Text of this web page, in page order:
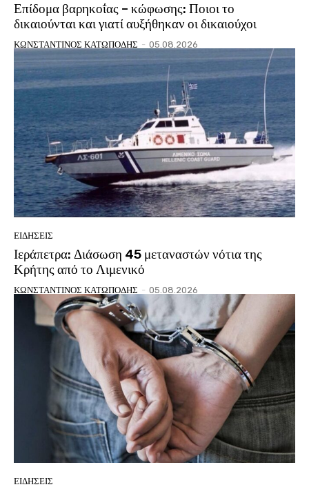
Επίδομα βαρηκοΐας – κώφωσης: Ποιοι το
δικαιούνται και γιατί αυξήθηκαν οι δικαιούχοι
ΚΩΝΣΤΑΝΤΙΝΟΣ ΚΑΤΩΠΟΔΗΣ - 05.08.2026
ΕΙΔΗΣΕΙΣ
Ιεράπετρα: Διάσωση 45 μεταναστών νότια της
Κρήτης από το Λιμενικό
ΚΩΝΣΤΑΝΤΙΝΟΣ ΚΑΤΩΠΟΔΗΣ - 05.08.2026
ΕΙΔΗΣΕΙΣ